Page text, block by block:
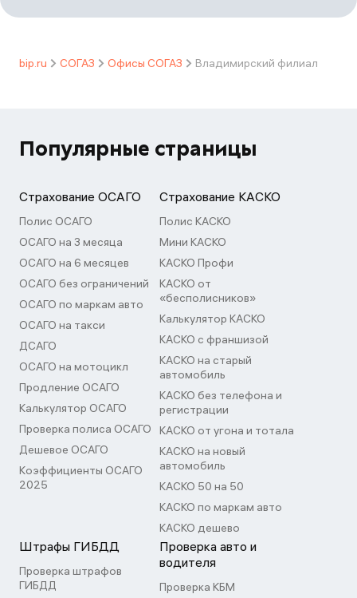
bip.ru СОГАЗ Офисы СОГАЗ Владимирский филиал
Популярные страницы
Страхование ОСАГО
Полис ОСАГО
ОСАГО на 3 месяца
ОСАГО на 6 месяцев
ОСАГО без ограничений
ОСАГО по маркам авто
ОСАГО на такси
ДСАГО
ОСАГО на мотоцикл
Продление ОСАГО
Калькулятор ОСАГО
Проверка полиса ОСАГО
Дешевое ОСАГО
Коэффициенты ОСАГО
2025
Страхование КАСКО
Полис КАСКО
Мини КАСКО
КАСКО Профи
КАСКО от
«бесполисников»
Калькулятор КАСКО
КАСКО с франшизой
КАСКО на старый
автомобиль
КАСКО без телефона и
регистрации
КАСКО от угона и тотала
КАСКО на новый
автомобиль
КАСКО 50 на 50
КАСКО по маркам авто
КАСКО дешево
Штрафы ГИБДД
Проверка штрафов
ГИБДД
Проверка авто и
водителя
Проверка КБМ